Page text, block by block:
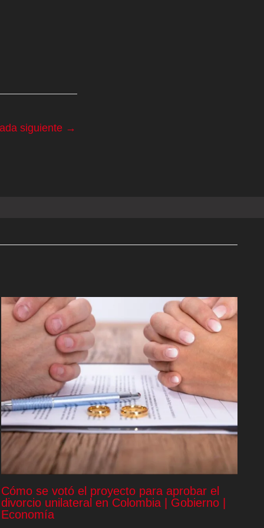
siguiente →
Cómo se votó el proyecto para aprobar el
divorcio unilateral en Colombia | Gobierno |
Economía